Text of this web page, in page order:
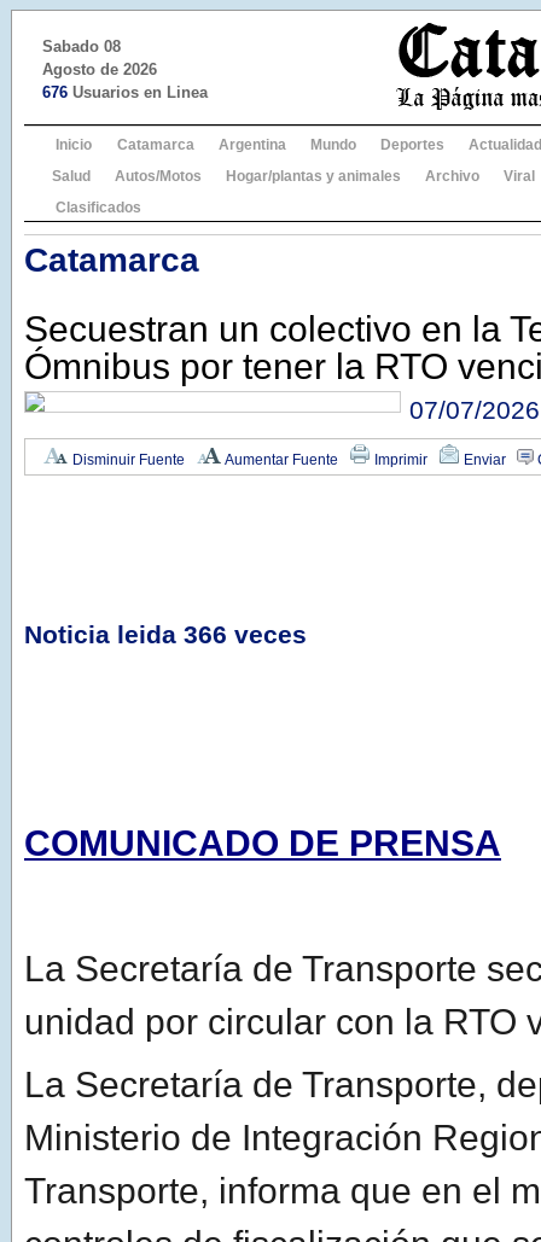
Sabado 08
Agosto de 2026
676 Usuarios en Linea
Inicio Catamarca Argentina Mundo Deportes
Actualidad
Salud
Autos/Motos Hogar/plantas y animales Archivo
Viral
Clasificados
Catamarca
Secuestran un colectivo en la
Ómnibus por tener la RTO
07/07/2026
Disminuir Fuente Aumentar Fuente Imprimir Enviar
Noticia leida 366 veces
COMUNICADO DE PRENSA
La Secretaría de Transporte
unidad por circular con la RTO
La Secretaría de Transporte,
Ministerio de Integración
Transporte, informa que en el